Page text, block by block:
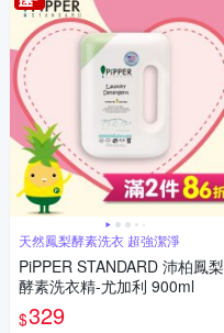
天然鳳梨酵素洗衣 超強潔淨
PiPPER STANDARD 沛柏鳳梨
酵素洗衣精-尤加利 900ml
$329